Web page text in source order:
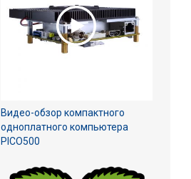
Видео-обзор компактного
одноплатного компьютера
PICO500